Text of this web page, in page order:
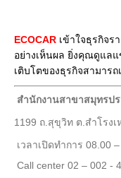
ECOCAR เข้าใจธุรกิจร
อย่างเห็นผล ยิ่งคุณดูแล
เติบโตของธุรกิจสามารถ
สำนักงานสาขาสมุทรปร
1199 ถ.สุขุวิท ต.สำโรง
เวลาเปิดทำการ 08.00
Call center 02 – 002 -